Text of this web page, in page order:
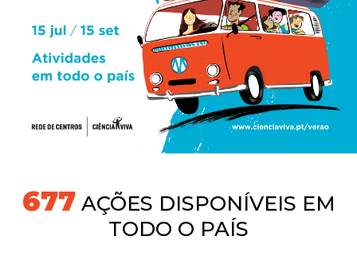
718AÇÕES DISPONÍVEIS EM
TODO O PAÍS